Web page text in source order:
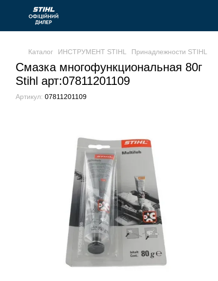
Каталог ИНСТРУМЕНТ STIHL Принадлежности STIHL
Смазка многофункциональная 80г
Stihl арт:07811201109
Артикул: 07811201109